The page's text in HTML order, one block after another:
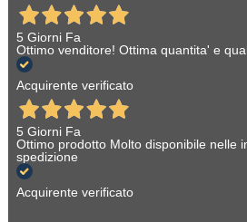
5 Giorni Fa
Ottimo venditore! Ottima quantita' e
Acquirente verificato
5 Giorni Fa
Ottimo prodotto Molto disponibile nelle
spedizione
Acquirente verificato